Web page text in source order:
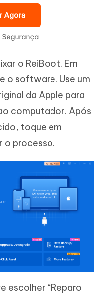
o ReiBoot. Em
o software. Use um
da Apple para
computador. Após
toque em
o processo.
escolher “Reparo